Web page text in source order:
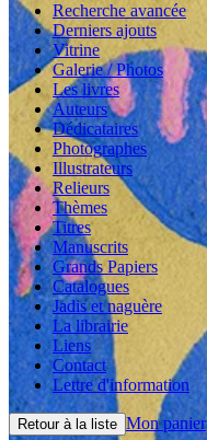
Recherche avancée
Derniers ajouts
Vitrine
Galerie / Photos
Les livres
Auteurs
Dédicataires
Photographes
Illustrateurs
Relieurs
Thèmes
Titres
Manuscrits
Grands Papiers
Catalogues
Jadis et naguère
La librairie
Liens
Contact
Lettre d'information
Retour à la liste Mon panier